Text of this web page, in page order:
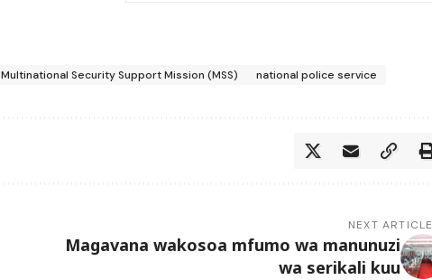
Multinational Security Support Mission (MSS) national police service
NEXT ARTICLE
Magavana wakosoa mfumo wa manunuzi
wa serikali kuu